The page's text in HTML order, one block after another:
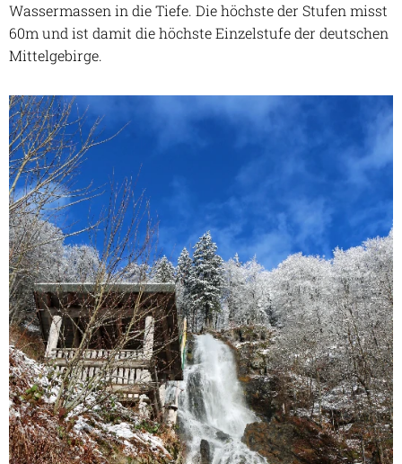
Wassermassen in die Tiefe. Die höchste der Stufen misst
60m und ist damit die höchste Einzelstufe der deutschen
Mittelgebirge.